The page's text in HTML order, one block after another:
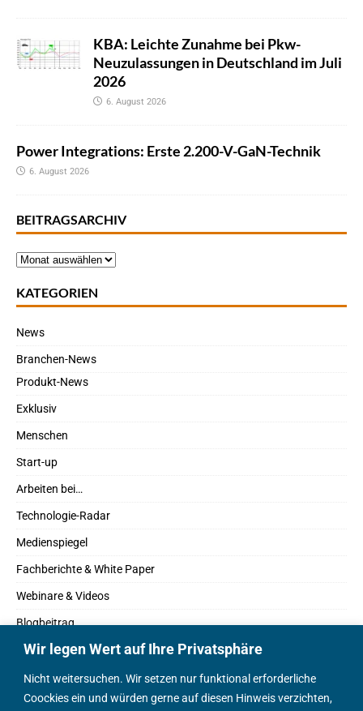
Wir legen Wert auf Ihre Privatsphäre
Nicht weitersuchen. Wir setzen nur funktional erforderliche
Coockies ein und würden gerne auf diesen Hinweis verzichten,
KBA: Leichte Zunahme bei Pkw-
Neuzulassungen in Deutschland im Juli
2026
6. August 2026
Power Integrations: Erste 2.200-V-GaN-Technik
6. August 2026
BEITRAGSARCHIV
KATEGORIEN
News
Branchen-News
Produkt-News
Exklusiv
Menschen
Start-up
Arbeiten bei…
Technologie-Radar
Medienspiegel
Fachberichte & White Paper
Webinare & Videos
Blogbeitrag
Fachbücher
Marktreport
Podcasts